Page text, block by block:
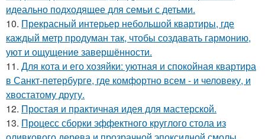
идеально подходящее для семьи с детьми.
10. Прекрасный интерьер небольшой квартиры, где
каждый метр продуман так, чтобы создавать гармонию,
уют и ощущение завершённости.
11. Для кота и его хозяйки: уютная и спокойная квартира
в Санкт-петербурге, где комфортно всем - и человеку, и
хвостатому другу.
12. Простая и практичная идея для мастерской.
13. Процесс сборки эффектного круглого стола из